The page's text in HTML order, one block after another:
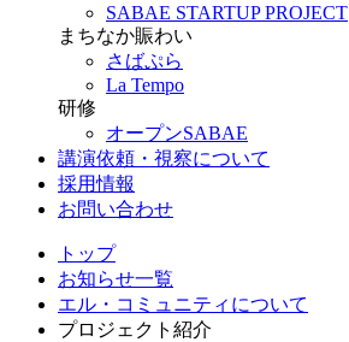
SABAE STARTUP PROJECT
まちなか賑わい
さばぷら
La Tempo
研修
オープンSABAE
講演依頼・視察について
採用情報
お問い合わせ
トップ
お知らせ一覧
エル・コミュニティについて
プロジェクト紹介